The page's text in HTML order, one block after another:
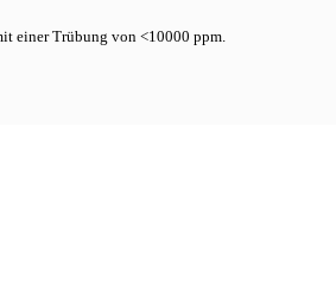
einer Trübung von <10000 ppm.